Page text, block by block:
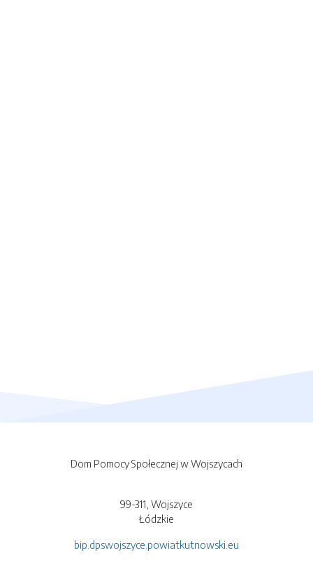
Dom Pomocy Społecznej w Wojszycach
99-311, Wojszyce
Łódzkie
bip.dpswojszyce.powiatkutnowski.eu